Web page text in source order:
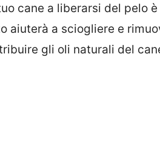
cane a liberarsi del pelo
aiuterà a sciogliere e
gli oli naturali del